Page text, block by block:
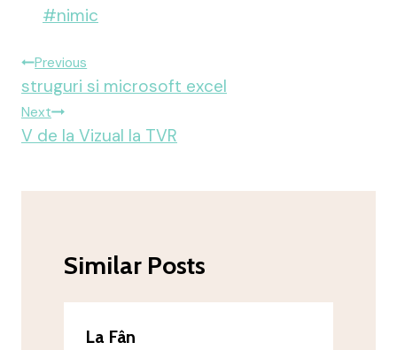
Post
#nimic
Post
Navigation
Previous
struguri si microsoft excel
Next
V de la Vizual la TVR
Similar Posts
La Fân